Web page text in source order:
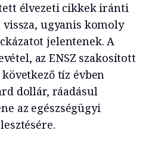
élvezeti cikkek iránti
ugyanis komoly
jelentenek. A
az ENSZ szakosított
tíz évben
dollár, ráadásul
az egészségügyi